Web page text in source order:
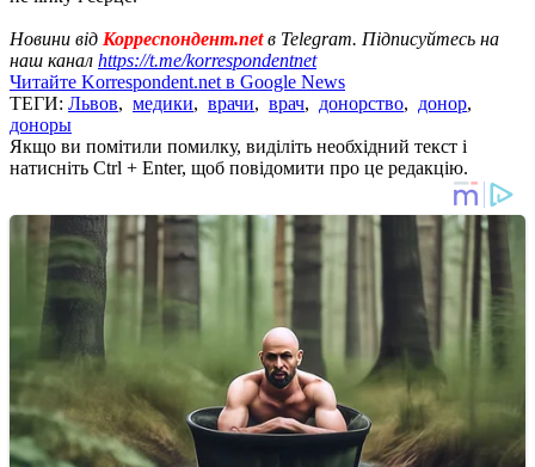
Новини від Корреспондент.netв Telegram. Підписуйтесь на
наш канал https://t.me/korrespondentnet
Читайте Korrespondent.net в Google News
ТЕГИ: Львов, медики, врачи, врач, донорство, донор,
доноры
Якщо ви помітили помилку, виділіть необхідний текст і
натисніть Ctrl + Enter, щоб повідомити про це редакцію.